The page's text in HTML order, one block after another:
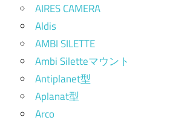
AIRES CAMERA
Aldis
AMBI SILETTE
Ambi Siletteマウント
Antiplanet型
Aplanat型
Arco